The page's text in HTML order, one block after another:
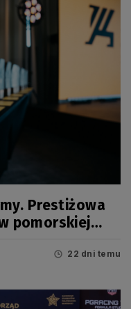
Prestiżowa
pomorskiej
22 dni temu